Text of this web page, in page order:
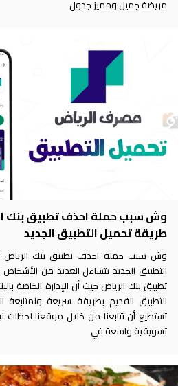
مريضة جميل ومميز جدول
وش سبب حملة احذف تطبيق بنك
طريقة تحميل التطبيق الجديد
وش سبب حملة احذف تطبيق بنك الرياض
التطبيق الجديد يتساءل العديد من
تطبيق بنك الرياض حيث أن الإدارة الخاصة
التطبيق القديم بطريقة سريعة ولمتابعة
تستطيع أن تتابعنا من خلال موقعنا لحظات
تسويقية واسعة في